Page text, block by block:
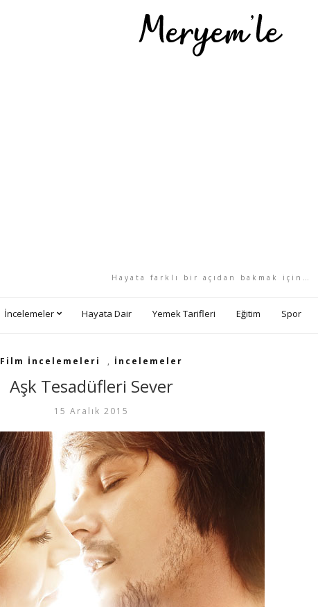
Hayata farklı bir açıdan bakmak için…
İncelemeler Hayata Dair Yemek Tarifleri Eğitim Spor
Film İncelemeleri , İncelemeler
Aşk Tesadüfleri Sever
15 Aralık 2015